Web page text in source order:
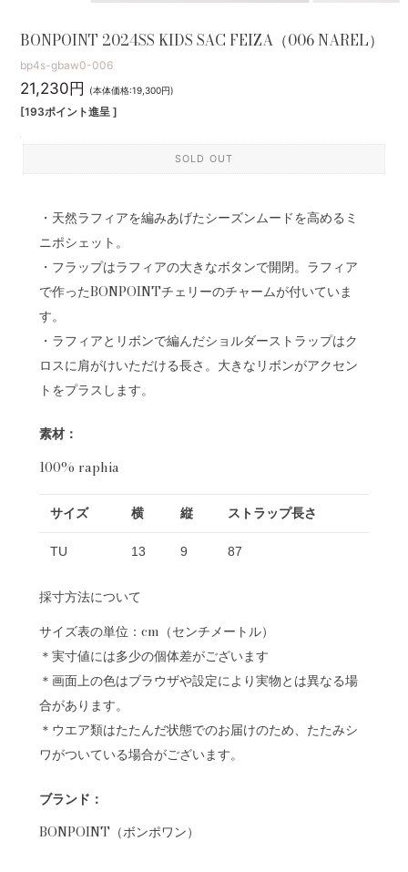
BONPOINT 2024SS KIDS SAC FEIZA（006 NAREL）
bp4s-gbaw0-006
21,230円 (本体価格:19,300円)
[193ポイント進呈 ]
SOLD OUT
・天然ラフィアを編みあげたシーズンムードを高めるミ
ニポシェット。
・フラップはラフィアの大きなボタンで開閉。ラフィア
で作ったBONPOINTチェリーのチャームが付いていま
す。
・ラフィアとリボンで編んだショルダーストラップはク
ロスに肩がけいただける長さ。大きなリボンがアクセン
トをプラスします。
素材：
100% raphia
サイズ 横 縦 ストラップ長さ
TU 13 9 87
採寸方法について
サイズ表の単位：cm（センチメートル）
＊実寸値には多少の個体差がございます
＊画面上の色はブラウザや設定により実物とは異なる場
合があります。
＊ウエア類はたたんだ状態でのお届けのため、たたみシ
ワがついている場合がございます。
ブランド：
BONPOINT（ボンポワン）